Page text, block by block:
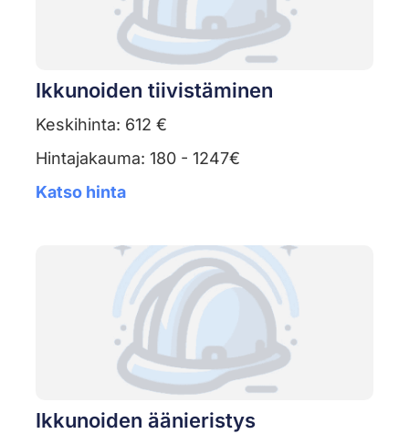
Ikkunoiden tiivistäminen
Keskihinta: 612 €
Hintajakauma: 180 - 1247€
Katso hinta
Ikkunoiden äänieristys